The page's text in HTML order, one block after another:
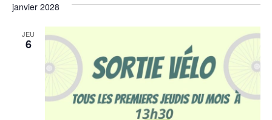
janvier 2028
JEU
6